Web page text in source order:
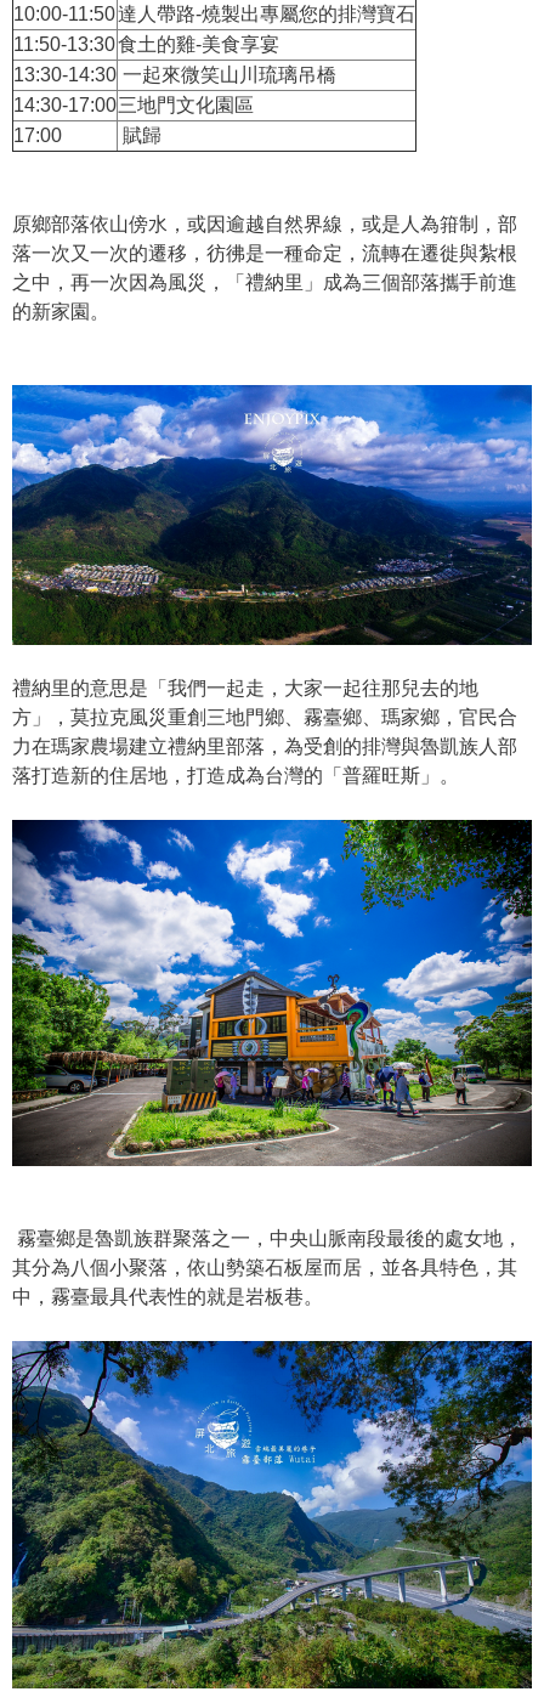
10:00-11:50達人帶路-燒製出專屬您的排灣寶石
11:50-13:30食土的雞-美食享宴
13:30-14:30 一起來微笑山川琉璃吊橋
14:30-17:00三地門文化園區
17:00
賦歸
原鄉部落依山傍水，或因逾越自然界線，或是人為箝制，部
落一次又一次的遷移，彷彿是一種命定，流轉在遷徙與紮根
之中，再一次因為風災，「禮納里」成為三個部落攜手前進
的新家園。
禮納里的意思是「我們一起走，大家一起往那兒去的地
方」，莫拉克風災重創三地門鄉、霧臺鄉、瑪家鄉，官民合
力在瑪家農場建立禮納里部落，為受創的排灣與魯凱族人部
落打造新的住居地，打造成為台灣的「普羅旺斯」。
霧臺鄉是魯凱族群聚落之一，中央山脈南段最後的處女地，
其分為八個小聚落，依山勢築石板屋而居，並各具特色，其
中，霧臺最具代表性的就是岩板巷。